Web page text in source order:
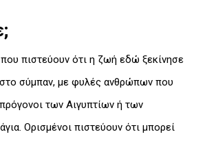
πιστεύουν ότι η ζωή εδώ ξεκίνησε
σύμπαν, με φυλές ανθρώπων που
των Αιγυπτίων ή των
Ορισμένοι πιστεύουν ότι μπορεί